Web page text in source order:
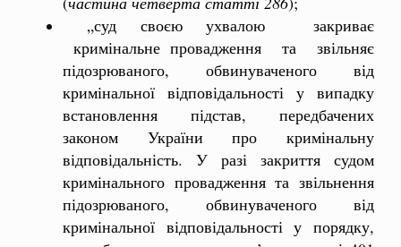
„суд своєю ухвалою закриває
кримінальне провадження та звільняє
підозрюваного, обвинуваченого від
кримінальної відповідальності у випадку
встановлення підстав, передбачених
законом України про кримінальну
відповідальність. У разі закриття судом
кримінального провадження та звільнення
підозрюваного, обвинуваченого від
кримінальної відповідальності у порядку,